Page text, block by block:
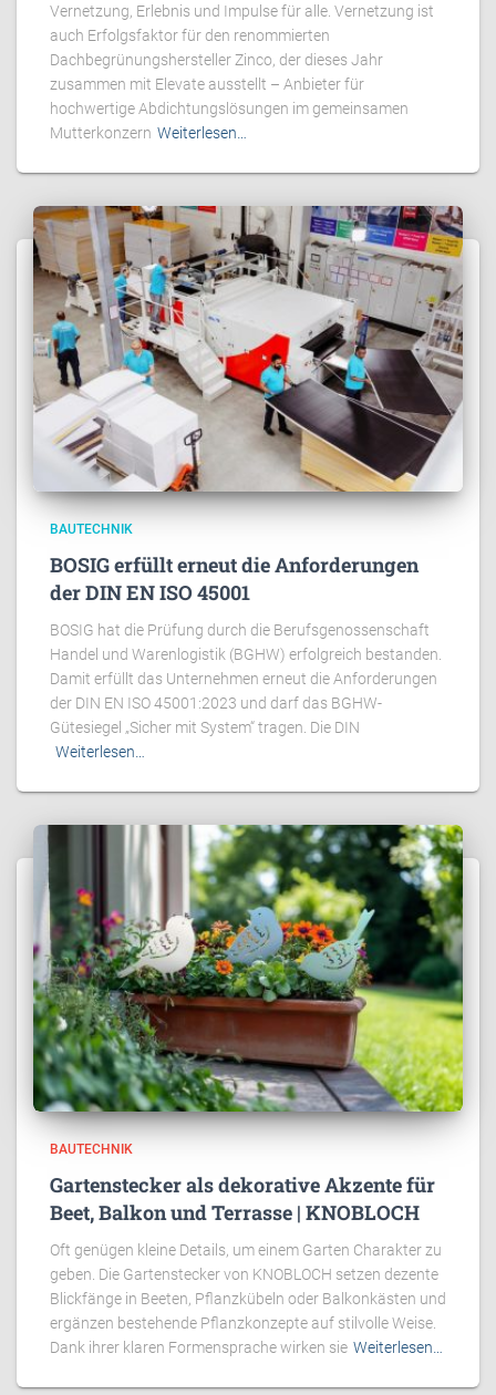
Vernetzung, Erlebnis und Impulse für alle. Vernetzung ist
auch Erfolgsfaktor für den renommierten
Dachbegrünungshersteller Zinco, der dieses Jahr
zusammen mit Elevate ausstellt – Anbieter für
hochwertige Abdichtungslösungen im gemeinsamen
Mutterkonzern Weiterlesen…
BAUTECHNIK
BOSIG erfüllt erneut die Anforderungen
der DIN EN ISO 45001
BOSIG hat die Prüfung durch die Berufsgenossenschaft
Handel und Warenlogistik (BGHW) erfolgreich bestanden.
Damit erfüllt das Unternehmen erneut die Anforderungen
der DIN EN ISO 45001:2023 und darf das BGHW-
Gütesiegel „Sicher mit System“ tragen. Die DIN
Weiterlesen…
BAUTECHNIK
Gartenstecker als dekorative Akzente für
Beet, Balkon und Terrasse | KNOBLOCH
Oft genügen kleine Details, um einem Garten Charakter zu
geben. Die Gartenstecker von KNOBLOCH setzen dezente
Blickfänge in Beeten, Pflanzkübeln oder Balkonkästen und
ergänzen bestehende Pflanzkonzepte auf stilvolle Weise.
Dank ihrer klaren Formensprache wirken sie Weiterlesen…